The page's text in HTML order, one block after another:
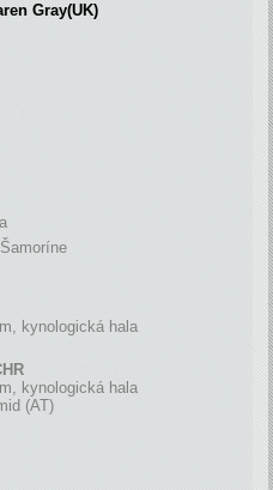
Gray(UK)
kynologická hala
kynologická hala
(AT)